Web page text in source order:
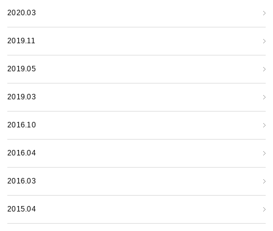
2020.03
2019.11
2019.05
2019.03
2016.10
2016.04
2016.03
2015.04